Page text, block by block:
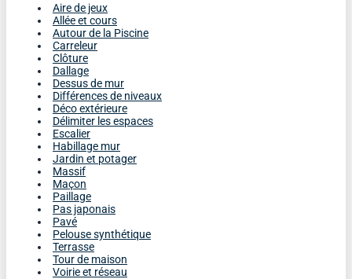
Aire de jeux
Allée et cours
Autour de la Piscine
Carreleur
Clôture
Dallage
Dessus de mur
Différences de niveaux
Déco extérieure
Délimiter les espaces
Escalier
Habillage mur
Jardin et potager
Massif
Maçon
Paillage
Pas japonais
Pavé
Pelouse synthétique
Terrasse
Tour de maison
Voirie et réseau